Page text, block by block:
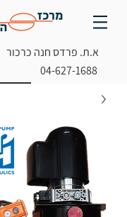
04-627-1688
א.ת. פרדס חנה כרכור